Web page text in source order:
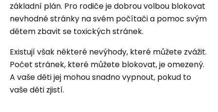
základní plán. Pro rodiče je dobrou volbou blokovat
nevhodné stránky na svém počítači a pomoc svým
dětem zbavit se toxických stránek.
Existují však některé nevýhody, které můžete zvážit.
Počet stránek, které můžete blokovat, je omezený.
A vaše děti jej mohou snadno vypnout, pokud to
vaše děti zjistí.